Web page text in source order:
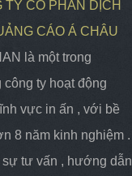
TY CỔ PHẦN DỊCH
CÁO Á CHÂU
là một trong
công ty hoạt động
vực in ấn , với bề
8 năm kinh nghiệm .
tư vấn , hướng dẫn